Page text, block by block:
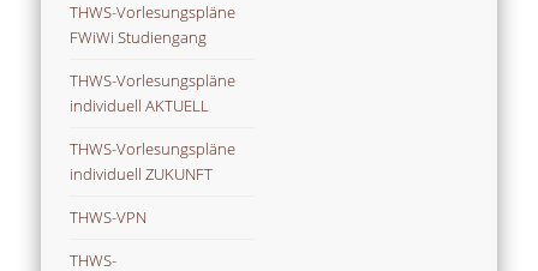
THWS-Vorlesungspläne
FWiWi Studiengang
THWS-Vorlesungspläne
individuell AKTUELL
THWS-Vorlesungspläne
individuell ZUKUNFT
THWS-VPN
THWS-